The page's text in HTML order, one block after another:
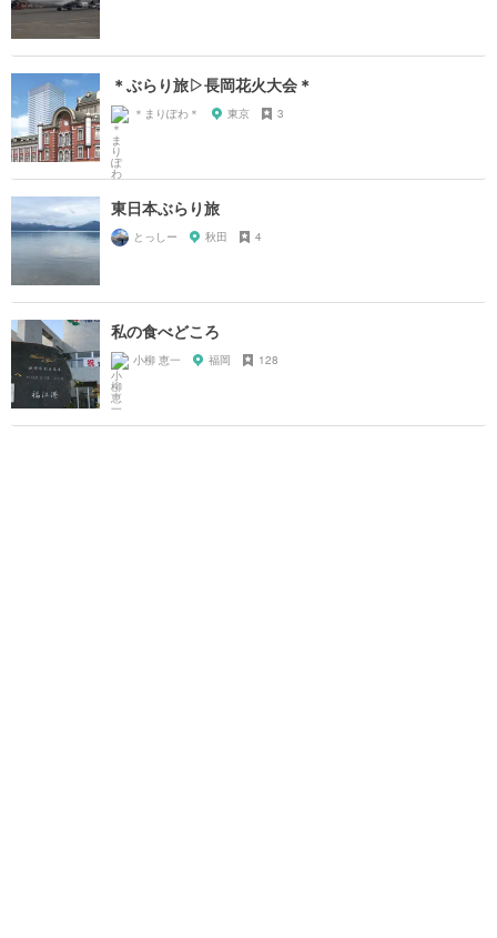
＊ぶらり旅▷長岡花火大会＊
＊まりぽわ＊ 東京 3
東日本ぶらり旅
とっしー 秋田 4
私の食べどころ
小柳 恵一 福岡 128